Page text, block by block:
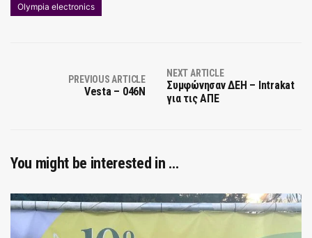
Olympia electronics
PREVIOUS ARTICLE
Vesta – 046N
NEXT ARTICLE
Συμφώνησαν ΔΕΗ – Intrakat
για τις ΑΠΕ
You might be interested in …